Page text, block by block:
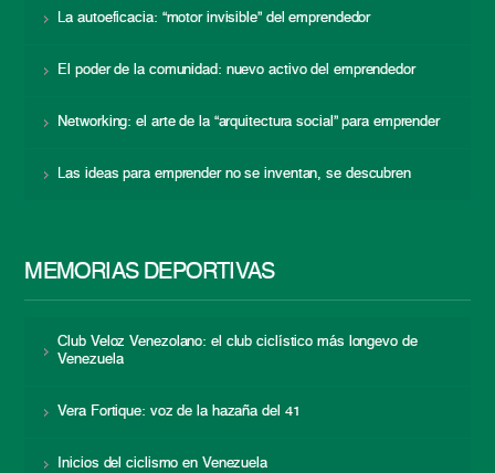
La autoeficacia: “motor invisible” del emprendedor
El poder de la comunidad: nuevo activo del emprendedor
Networking: el arte de la “arquitectura social” para emprender
Las ideas para emprender no se inventan, se descubren
MEMORIAS DEPORTIVAS
Club Veloz Venezolano: el club ciclístico más longevo de
Venezuela
Vera Fortique: voz de la hazaña del 41
Inicios del ciclismo en Venezuela